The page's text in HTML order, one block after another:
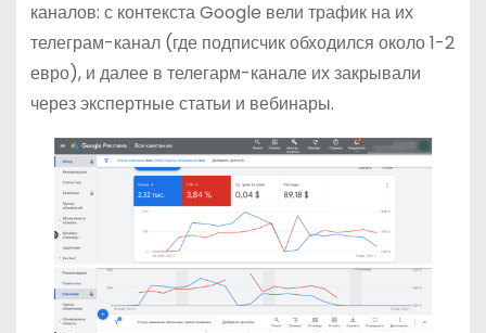
каналов: с контекста Google вели трафик на их
телеграм-канал (где подписчик обходился около 1-2
евро), и далее в телегарм-канале их закрывали
через экспертные статьи и вебинары.